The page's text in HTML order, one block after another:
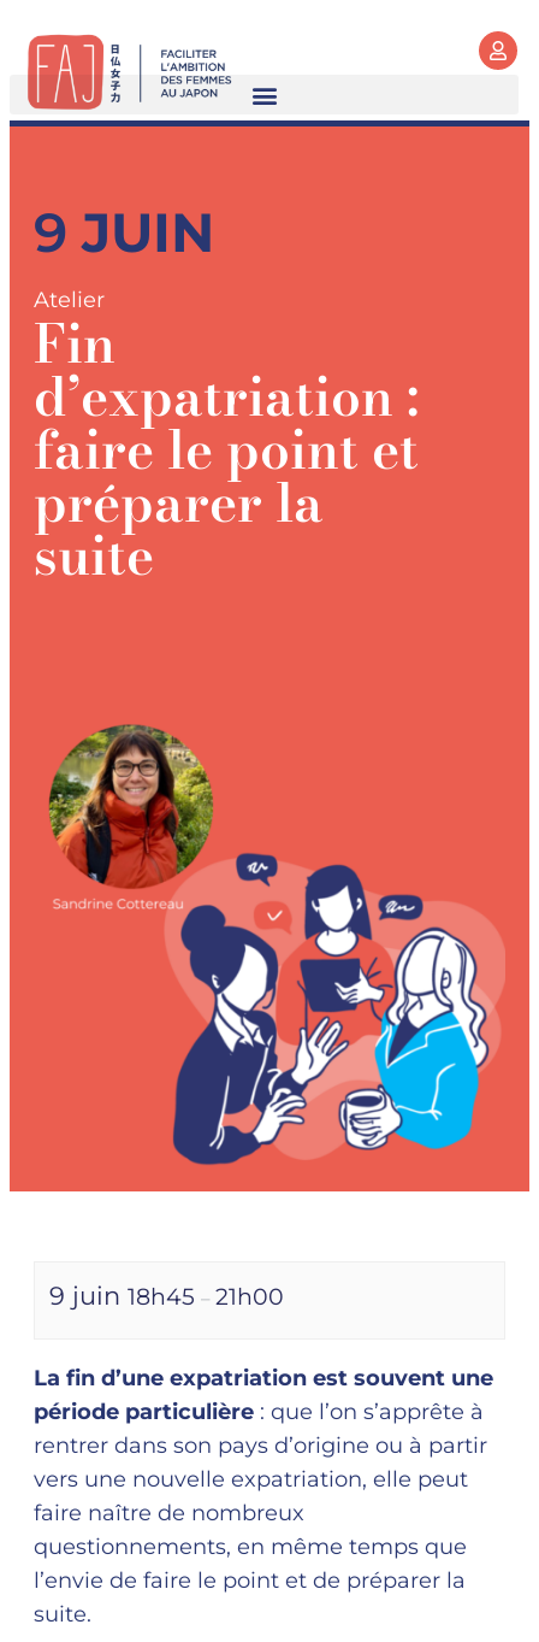
9JUIN
Atelier
Fin
d’expatriation :
faire le point et
préparer la
suite
9 juin 18h45 – 21h00
La fin d’une expatriation est souvent une
période particulière : que l’on s’apprête à
rentrer dans son pays d’origine ou à partir
vers une nouvelle expatriation, elle peut
faire naître de nombreux
questionnements, en même temps que
l’envie de faire le point et de préparer la
suite.